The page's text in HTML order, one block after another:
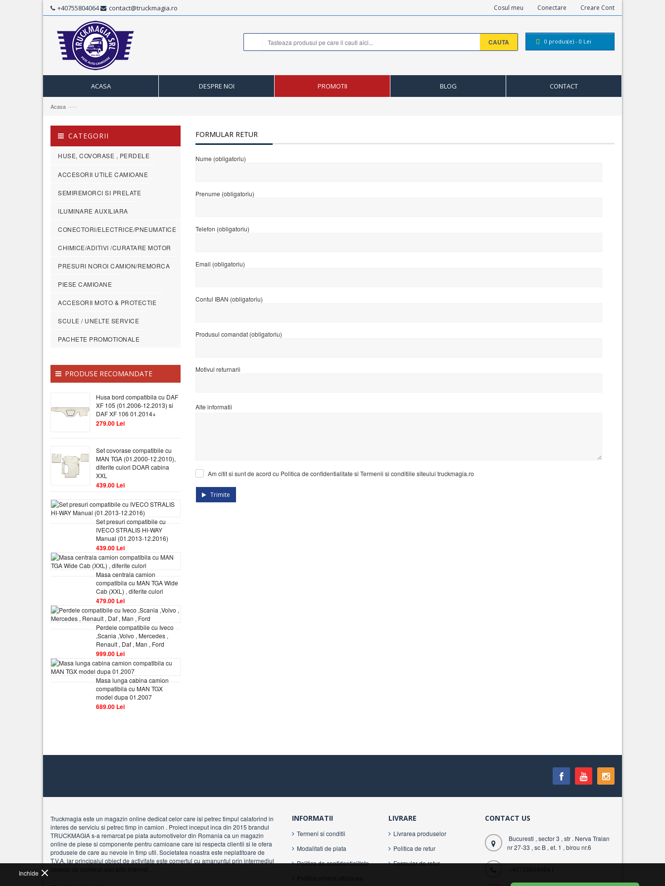
+40755804064 contact@truckmagia.ro Cosul meu Conectare Creare Cont
CAUTA 0 produs(e) - 0 Lei
ACASA DESPRE NOI PROMOTII BLOG CONTACT
Acasa —›
FORMULAR RETUR
Nume (obligatoriu)
Prenume (obligatoriu)
Telefon (obligatoriu)
Email (obligatoriu)
Contul IBAN (obligatoriu)
Produsul comandat (obligatoriu)
Motivul returnarii
Alte informatii
Am citit si sunt de acord cu Politica de confidentialitate si Termenii si conditiile siteului truckmagia.ro
Trimite
CATEGORII
HUSE, COVORASE , PERDELE
ACCESORII UTILE CAMIOANE
SEMIREMORCI SI PRELATE
ILUMINARE AUXILIARA
CONECTORI/ELECTRICE/PNEUMATICE
CHIMICE/ADITIVI /CURATARE MOTOR
PRESURI NOROI CAMION/REMORCA
PIESE CAMIOANE
ACCESORII MOTO & PROTECTIE
SCULE / UNELTE SERVICE
PACHETE PROMOTIONALE
PRODUSE RECOMANDATE
Husa bord compatibila cu DAF
XF 105 (01.2006-12.2013) si
DAF XF 106 01.2014+
279.00 Lei
Set covorase compatibile cu
MAN TGA (01.2000-12.2010),
diferite culori DOAR cabina
XXL
439.00 Lei
Set presuri compatibile cu
IVECO STRALIS HI-WAY
Manual (01.2013-12.2016)
439.00 Lei
Masa centrala camion
compatibila cu MAN TGA Wide
Cab (XXL) , diferite culori
479.00 Lei
Perdele compatibile cu Iveco
,Scania ,Volvo , Mercedes ,
Renault , Daf , Man , Ford
999.00 Lei
Masa lunga cabina camion
compatibila cu MAN TGX
model dupa 01.2007
689.00 Lei
Truckmagia este un magazin online dedicat celor care isi petrec timpul calatorind in
interes de serviciu si petrec timp in camion . Proiect inceput inca din 2015 brandul
TRUCKMAGIA s-a remarcat pe piata automotivelor din Romania ca un magazin
online de piese si componente pentru camioane care isi respecta clientii si le ofera
produsele de care au nevoie in timp util. Societatea noastra este neplatitoare de
T.V.A. iar principalul obiect de activitate este comertul cu amanuntul prin intermediul
INFORMATII
Termeni si conditii
Modalitati de plata
Politica de confidentialitate
LIVRARE
Livrarea produselor
Politica de retur
Formular de retur
CONTACT US
Bucuresti , sector 3 , str . Nerva Traian
nr 27-33 , sc B , et. 1 , birou nr.6
Inchide